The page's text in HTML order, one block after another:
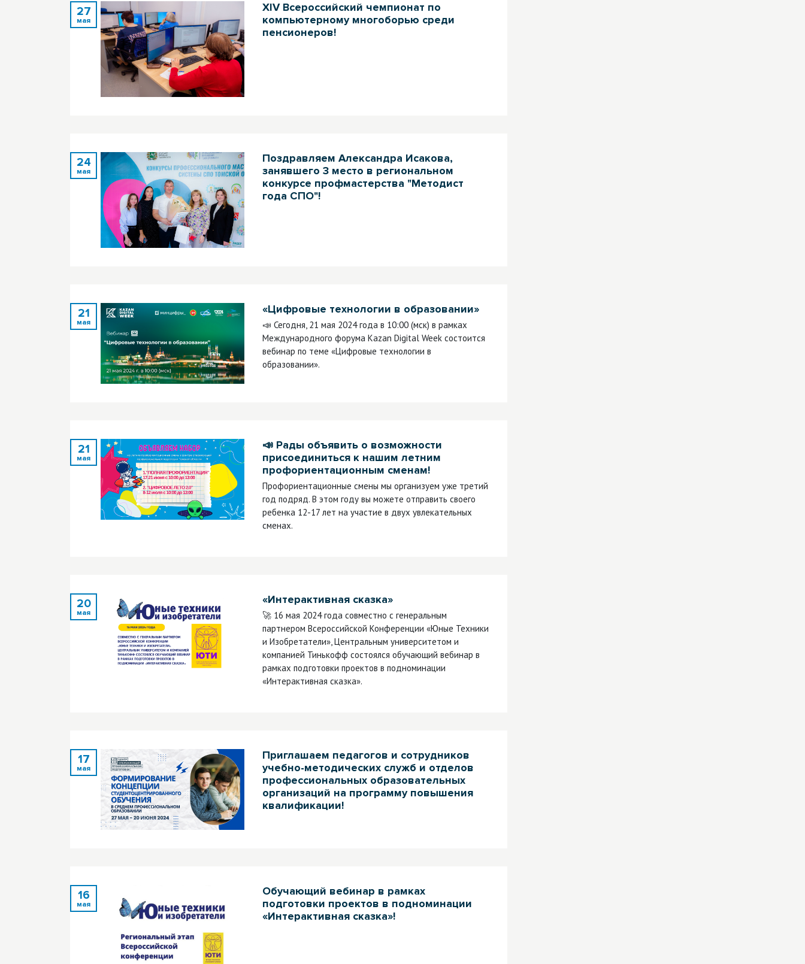
27
мая
XIV Всероссийский чемпионат по
компьютерному многоборью среди
пенсионеров!
24
мая
Поздравляем Александра Исакова,
занявшего 3 место в региональном
конкурсе профмастерства "Методист
года СПО"!
21
мая
«Цифровые технологии в образовании»
📣 Сегодня, 21 мая 2024 года в 10:00 (мск) в рамках
Международного форума Kazan Digital Week состоится
вебинар по теме «Цифровые технологии в
образовании».
21
мая
📣 Рады объявить о возможности
присоединиться к нашим летним
профориентационным сменам!
Профориентационные смены мы организуем уже третий
год подряд. В этом году вы можете отправить своего
ребенка 12-17 лет на участие в двух увлекательных
сменах.
20
мая
«Интерактивная сказка»
🚀 16 мая 2024 года совместно с генеральным
партнером Всероссийской Конференции «Юные Техники
и Изобретатели», Центральным университетом и
компанией Тинькофф состоялся обучающий вебинар в
рамках подготовки проектов в подноминации
«Интерактивная сказка».
17
мая
Приглашаем педагогов и сотрудников
учебно-методических служб и отделов
профессиональных образовательных
организаций на программу повышения
квалификации!
16
мая
Обучающий вебинар в рамках
подготовки проектов в подноминации
«Интерактивная сказка»!